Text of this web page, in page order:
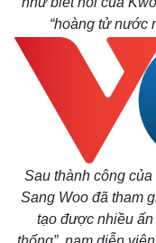
“hoàng tử nước
Sau thành công của
Sang Woo đã tham
tạo được nhiều